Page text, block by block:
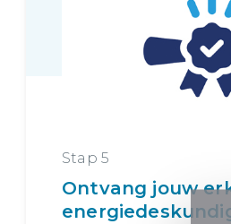
Stap 5
Ontvang jouw